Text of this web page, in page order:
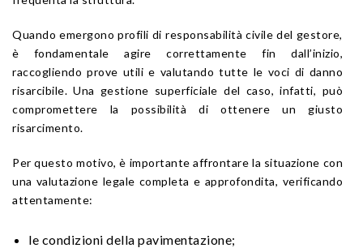
Quando emergono profili di responsabilità civile del gestore,
è fondamentale agire correttamente fin dall’inizio,
raccogliendo prove utili e valutando tutte le voci di danno
risarcibile. Una gestione superficiale del caso, infatti, può
compromettere la possibilità di ottenere un giusto
risarcimento.
Per questo motivo, è importante affrontare la situazione con
una valutazione legale completa e approfondita, verificando
attentamente:
le condizioni della pavimentazione;